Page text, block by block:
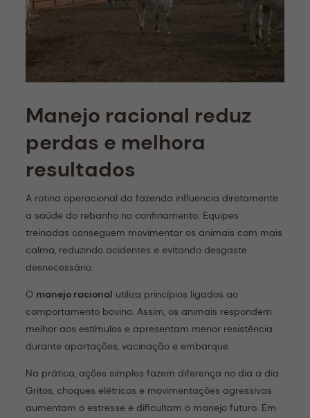
Manejo racional reduz
perdas e melhora
resultados
A rotina operacional da fazenda influencia diretamente
a saúde do rebanho no confinamento. Equipes
treinadas conseguem movimentar os animais com mais
calma, reduzindo acidentes e evitando desgaste
desnecessário.
O manejo racional utiliza princípios ligados ao
comportamento bovino. Assim, os animais respondem
melhor aos estímulos e apresentam menor resistência
durante apartações, vacinação e embarque.
Na prática, ações simples fazem diferença no dia a dia.
Gritos, choques elétricos e movimentações agressivas
aumentam o estresse e dificultam o manejo futuro. Em